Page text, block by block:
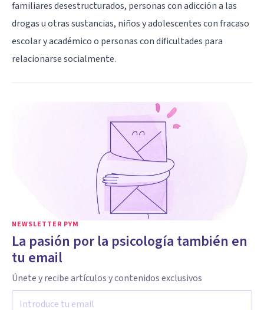
familiares desestructurados, personas con adicción a las
drogas u otras sustancias, niños y adolescentes con fracaso
escolar y académico o personas con dificultades para
relacionarse socialmente.
NEWSLETTER PYM
La pasión por la psicología también en
tu email
Únete y recibe artículos y contenidos exclusivos